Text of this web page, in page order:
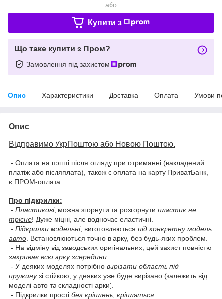
або
Купити з
Що таке купити з Пром?
Замовлення під захистом
Опис Характеристики Доставка Оплата Умови
Опис
Відправимо УкрПоштою або Новою Поштою.
- Оплата на пошті після огляду при отриманні (накладений
платіж або післяплата), також є оплата на карту ПриватБанк,
є ПРОМ-оплата.
Про підкрилки:
- Пластикові, можна згорнути та розгорнути пластик не
трісне! Дуже міцні, але водночас еластичні.
- Підкрилки модельні, виготовляються під конкретну модель
авто . Встановлюються точно в арку, без будь-яких проблем.
- На відміну від заводських оригінальних, цей захист повністю
закриває всю арку зсередини
- У деяких моделях потрібно вирізати область під
пружинузі стійкою, у деяких уже буде вирізано (залежить від
моделі авто та складності арки).
- Підкрилки прості без кріплень кріпляться